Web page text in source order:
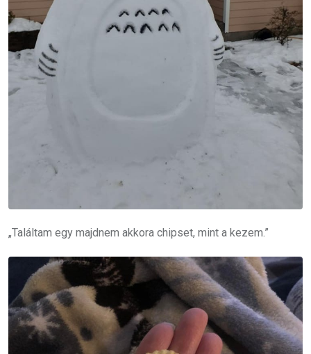
„Találtam egy majdnem akkora chipset, mint a kezem.”